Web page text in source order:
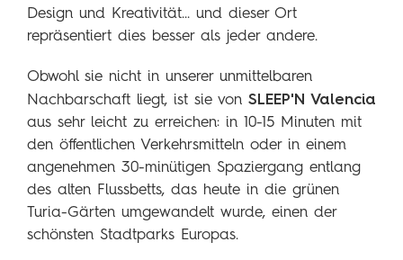
Design und Kreativität... und dieser Ort
repräsentiert dies besser als jeder andere.
Obwohl sie nicht in unserer unmittelbaren
Nachbarschaft liegt, ist sie von SLEEP'N Valencia
aus sehr leicht zu erreichen: in 10-15 Minuten mit
den öffentlichen Verkehrsmitteln oder in einem
angenehmen 30-minütigen Spaziergang entlang
des alten Flussbetts, das heute in die grünen
Turia-Gärten umgewandelt wurde, einen der
schönsten Stadtparks Europas.